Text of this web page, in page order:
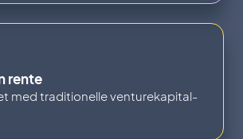
rente
med traditionelle venturekapital-